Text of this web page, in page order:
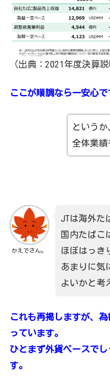
（出典：2021年度決算
ここが順調なら一安心で
という
全体業績
かえでさん。
JTは海外た
国内たばこ
ほぼはっき
あまりに気
よいかと考
これも再掲しますが、
っています。
ひとまず外貨ベースで
す。